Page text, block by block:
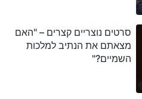
סרטים נוצריים קצרים – "האם
מצאתם את הנתיב למלכות
השמיים?"